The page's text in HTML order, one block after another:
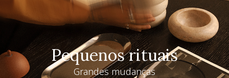
Pequenos rituais
Grandes mudanças